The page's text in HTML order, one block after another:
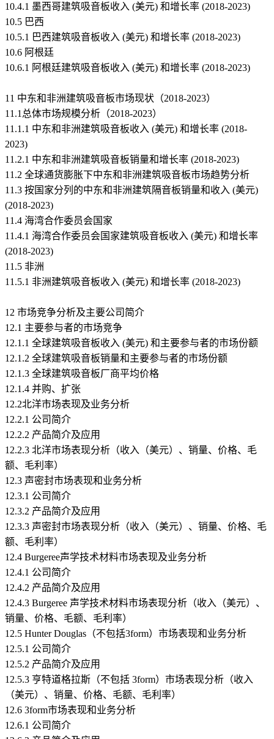
10.4.1 墨西哥建筑吸音板收入 (美元) 和增长率 (2018-2023)
10.5 巴西
10.5.1 巴西建筑吸音板收入 (美元) 和增长率 (2018-2023)
10.6 阿根廷
10.6.1 阿根廷建筑吸音板收入 (美元) 和增长率 (2018-2023)
11 中东和非洲建筑吸音板市场现状（2018-2023）
11.1总体市场规模分析（2018-2023）
11.1.1 中东和非洲建筑吸音板收入 (美元) 和增长率 (2018-
2023)
11.2.1 中东和非洲建筑吸音板销量和增长率 (2018-2023)
11.2 全球通货膨胀下中东和非洲建筑吸音板市场趋势分析
11.3 按国家分列的中东和非洲建筑隔音板销量和收入 (美元)
(2018-2023)
11.4 海湾合作委员会国家
11.4.1 海湾合作委员会国家建筑吸音板收入 (美元) 和增长率
(2018-2023)
11.5 非洲
11.5.1 非洲建筑吸音板收入 (美元) 和增长率 (2018-2023)
12 市场竞争分析及主要公司简介
12.1 主要参与者的市场竞争
12.1.1 全球建筑吸音板收入 (美元) 和主要参与者的市场份额
12.1.2 全球建筑吸音板销量和主要参与者的市场份额
12.1.3 全球建筑吸音板厂商平均价格
12.1.4 并购、扩张
12.2北洋市场表现及业务分析
12.2.1 公司简介
12.2.2 产品简介及应用
12.2.3 北洋市场表现分析（收入（美元）、销量、价格、毛
额、毛利率）
12.3 声密封市场表现和业务分析
12.3.1 公司简介
12.3.2 产品简介及应用
12.3.3 声密封市场表现分析（收入（美元）、销量、价格、毛
额、毛利率）
12.4 Burgeree声学技术材料市场表现及业务分析
12.4.1 公司简介
12.4.2 产品简介及应用
12.4.3 Burgeree 声学技术材料市场表现分析（收入（美元）、
销量、价格、毛额、毛利率）
12.5 Hunter Douglas（不包括3form）市场表现和业务分析
12.5.1 公司简介
12.5.2 产品简介及应用
12.5.3 亨特道格拉斯（不包括 3form）市场表现分析（收入
（美元）、销量、价格、毛额、毛利率）
12.6 3form市场表现和业务分析
12.6.1 公司简介